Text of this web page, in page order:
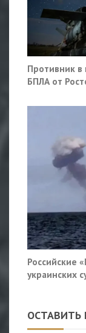
Противник в
БПЛА от
Российские
украинских